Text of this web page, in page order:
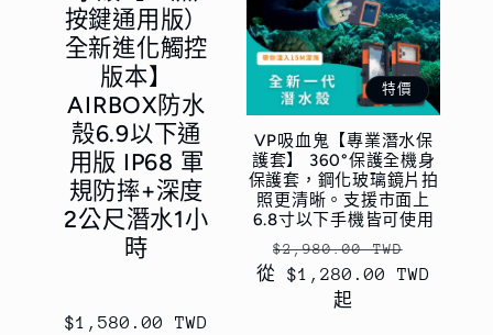
按鍵通用版）
全新進化觸控
版本】
AIRBOX防水
殼6.9以下通
用版 IP68 軍
規防摔+深度
2公尺潛水1小
時
定
$1,580.00 TWD
特價
VP吸血鬼【專業潛水保
護套】 360°保護全機身
保護套，鋼化玻璃鏡片拍
照更清晰。支援市面上
6.8寸以下手機皆可使用
定
價
$2,980.00 TWD
價
從 $1,280.00 TWD
起